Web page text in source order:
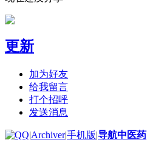
更新
加为好友
给我留言
打个招呼
发送消息
|Archiver|手机版|导航中医药